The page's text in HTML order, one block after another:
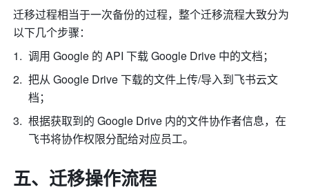
迁移过程相当于一次备份的过程，整个迁移流程大致分为
以下几个步骤：
调用 Google 的 API 下载 Google Drive 中的文档；
把从 Google Drive 下载的文件上传/导入到飞书云文
档；
根据获取到的 Google Drive 内的文件协作者信息，在
飞书将协作权限分配给对应员工。
五、迁移操作流程